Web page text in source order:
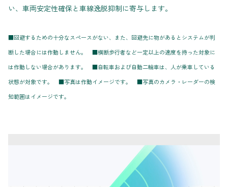
い、車両安定性確保と車線逸脱抑制に寄与します。
■回避するための十分なスペースがない、また、回避先に物があるとシステムが判
断した場合には作動しません。 ■横断歩行者など一定以上の速度を持った対象に
は作動しない場合があります。 ■自転車および自動二輪車は、人が乗車している
状態が対象です。 ■写真は作動イメージです。 ■写真のカメラ・レーダーの検
知範囲はイメージです。